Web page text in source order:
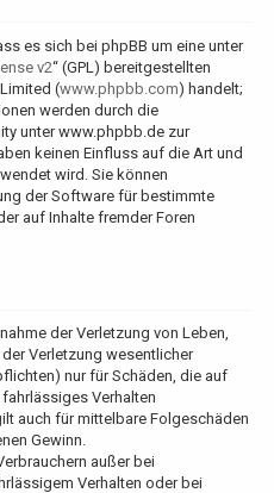
es sich bei phpBB um eine unter
v2“ (GPL) bereitgestellten
(www.phpbb.com) handelt;
werden durch die
unter www.phpbb.de zur
keinen Einfluss auf die Art und
wird. Sie können
der Software für bestimmte
auf Inhalte fremder Foren
der Verletzung von Leben,
Verletzung wesentlicher
nur für Schäden, die auf
Verhalten
auch für mittelbare Folgeschäden
Gewinn.
außer bei
Verhalten oder bei